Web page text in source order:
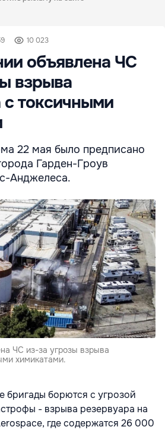
10 023
объявлена ЧС
взрыва
с токсичными
22 мая было предписано
Гарден-Гроув
Анджелеса.
ЧС из-за угрозы взрыва
химикатами.
бригады борются с угрозой
- взрыва резервуара на
где содержатся 26 000